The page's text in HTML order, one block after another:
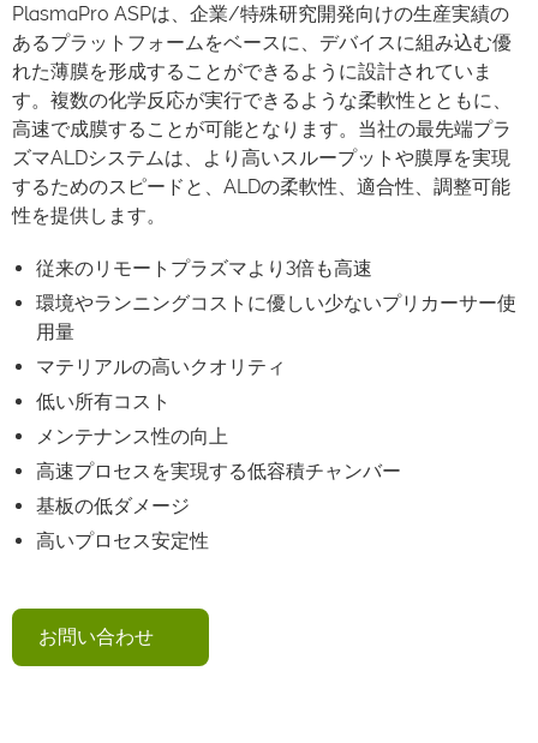
PlasmaPro ASPは、企業/特殊研究開発向けの生産実績の
あるプラットフォームをベースに、デバイスに組み込む優
れた薄膜を形成することができるように設計されていま
す。複数の化学反応が実行できるような柔軟性とともに、
高速で成膜することが可能となります。当社の最先端プラ
ズマALDシステムは、より高いスループットや膜厚を実現
するためのスピードと、ALDの柔軟性、適合性、調整可能
性を提供します。
従来のリモートプラズマより3倍も高速
環境やランニングコストに優しい少ないプリカーサー使
用量
マテリアルの高いクオリティ
低い所有コスト
メンテナンス性の向上
高速プロセスを実現する低容積チャンバー
基板の低ダメージ
高いプロセス安定性
お問い合わせ